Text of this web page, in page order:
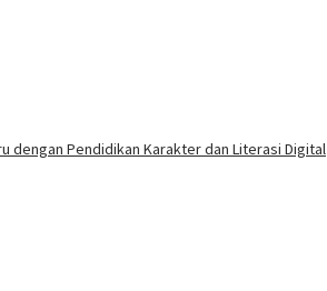
dengan Pendidikan Karakter dan Literasi Digital